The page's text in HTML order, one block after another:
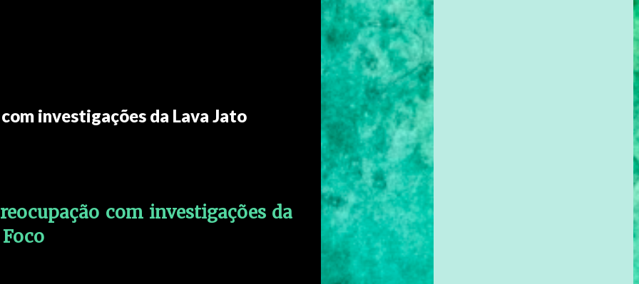
investigações da Lava Jato
com investigações da